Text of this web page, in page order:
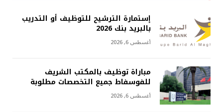
إستمارة الترشيح للتوظيف أو التدريب
بالبريد بنك 2026
أغسطس 6, 2026
مباراة توظيف بالمكتب الشريف
للفوسفاط جميع التخصصات مطلوبة
أغسطس 6, 2026